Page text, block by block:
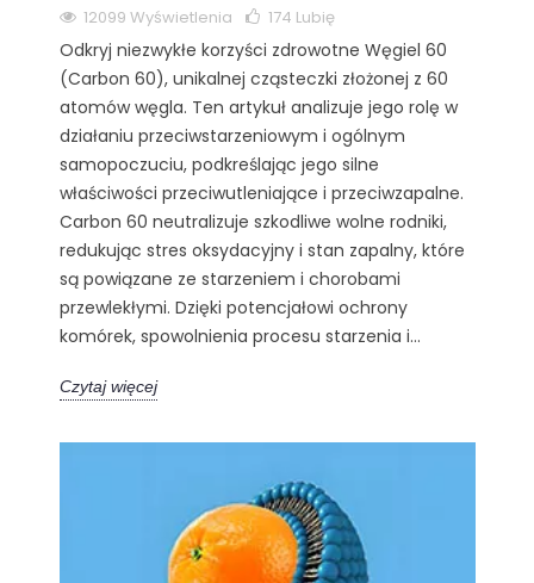
12099 Wyświetlenia 174 Lubię
Odkryj niezwykłe korzyści zdrowotne Węgiel 60
(Carbon 60), unikalnej cząsteczki złożonej z 60
atomów węgla. Ten artykuł analizuje jego rolę w
działaniu przeciwstarzeniowym i ogólnym
samopoczuciu, podkreślając jego silne
właściwości przeciwutleniające i przeciwzapalne.
Carbon 60 neutralizuje szkodliwe wolne rodniki,
redukując stres oksydacyjny i stan zapalny, które
są powiązane ze starzeniem i chorobami
przewlekłymi. Dzięki potencjałowi ochrony
komórek, spowolnienia procesu starzenia i...
Czytaj więcej